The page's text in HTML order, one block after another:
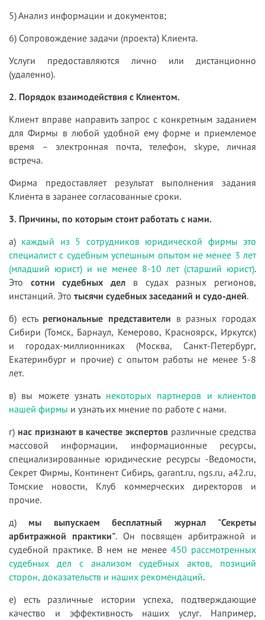
5) Анализ информации и документов;
6) Сопровождение задачи (проекта) Клиента.
Услуги предоставляются лично или дистанционно
(удаленно).
2. Порядок взаимодействия с Клиентом.
Клиент вправе направить запрос с конкретным заданием
для Фирмы в любой удобной ему форме и приемлемое
время – электронная почта, телефон, skype, личная
встреча.
Фирма предоставляет результат выполнения задания
Клиента в заранее согласованные сроки.
3. Причины, по которым стоит работать с нами.
а) каждый из 5 сотрудников юридической фирмы это
специалист с судебным успешным опытом не менее 3 лет
(младший юрист) и не менее 8-10 лет (старший юрист).
Это сотни судебных дел в судах разных регионов,
инстанций. Это тысячи судебных заседаний и судо-дней.
б) есть региональные представители в разных городах
Сибири (Томск, Барнаул, Кемерово, Красноярск, Иркутск)
и городах-миллионниках (Москва, Санкт-Петербург,
Екатеринбург и прочие) с опытом работы не менее 5-8
лет.
в) вы можете узнать некоторых партнеров и клиентов
нашей фирмы и узнать их мнение по работе с нами.
г) нас признают в качестве экспертов различные средства
массовой информации, информационные ресурсы,
специализированные юридические ресурсы -Ведомости,
Секрет Фирмы, Континент Сибирь, garant.ru, ngs.ru, a42.ru,
Томские новости, Клуб коммерческих директоров и
прочие.
д) мы выпускаем бесплатный журнал "Секреты
арбитражной практики". Он посвящен арбитражной и
судебной практике. В нем не менее 450 рассмотренных
судебных дел с анализом судебных актов, позиций
сторон, доказательств и наших рекомендаций.
е) есть различные истории успеха, подтверждающие
качество и эффективность наших услуг. Например,